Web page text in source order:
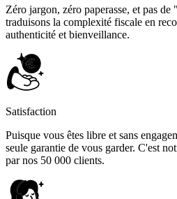
Zéro jargon, zéro paperasse, et pas
traduisons la complexité fiscale en
authenticité et bienveillance.
Satisfaction
Puisque vous êtes libre et sans
seule garantie de vous garder. C'est
par nos 50 000 clients.